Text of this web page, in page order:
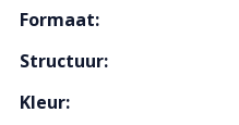
Formaat:
Structuur:
Kleur: